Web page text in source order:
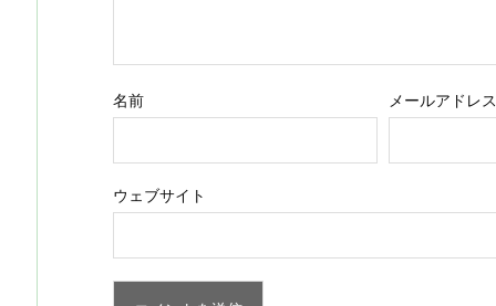
名前 メールアドレス
ウェブサイト